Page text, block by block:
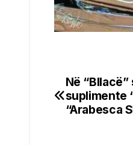
Post
Në
suplimente
“Arabesca